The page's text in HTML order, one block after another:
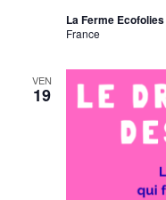
La Ferme Ecofolies
France
VEN
19